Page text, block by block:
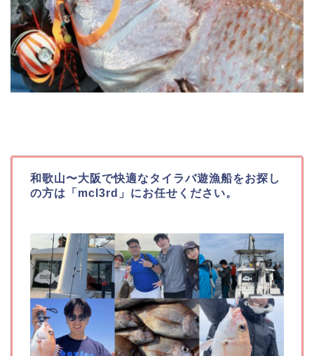
和歌山〜大阪で快適なタイラバ遊漁船をお探し
の方は「mcl3rd」にお任せください。